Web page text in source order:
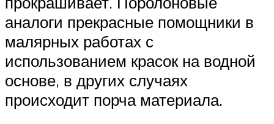
аналоги прекрасные помощники в
малярных работах с
использованием красок на водной
основе, в других случаях
происходит порча материала.